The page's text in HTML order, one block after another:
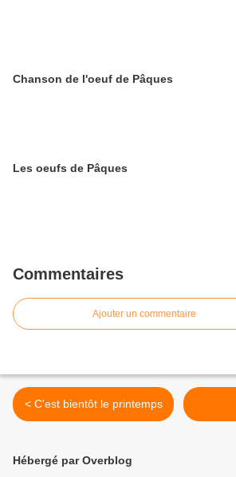
Chanson de l'oeuf de Pâques
Les oeufs de Pâques
Commentaires
Ajouter un commentaire
< C'est bientôt le printemps
Hébergé par Overblog